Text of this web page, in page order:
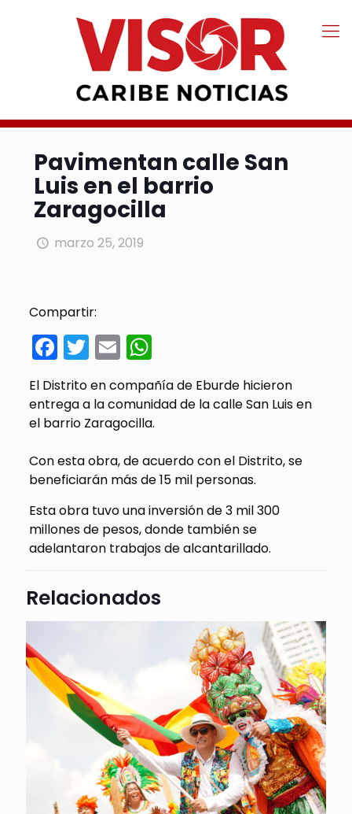
Pavimentan calle San
Luis en el barrio
Zaragocilla
marzo 25, 2019
Compartir:
Facebook
Twitter
EmailWhatsApp
El Distrito en compañía de Eburde hicieron
entrega a la comunidad de la calle San Luis en
el barrio Zaragocilla.
Con esta obra, de acuerdo con el Distrito, se
beneficiarán más de 15 mil personas.
Esta obra tuvo una inversión de 3 mil 300
millones de pesos, donde también se
adelantaron trabajos de alcantarillado.
Relacionados